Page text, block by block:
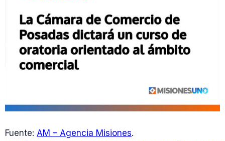
Fuente: AM – Agencia Misiones.